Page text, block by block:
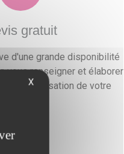
gratuit
d'une grande disponibilité
vous renseigner et élaborer
l'organisation de votre
X